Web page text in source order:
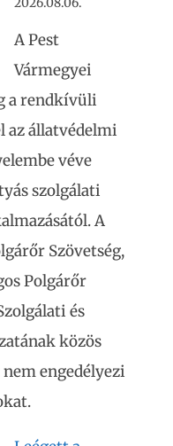
A Pest
Vármegyei
a rendkívüli
az állatvédelmi
véve
szolgálati
A
Szövetség,
Polgárőr
és
közös
engedélyezi